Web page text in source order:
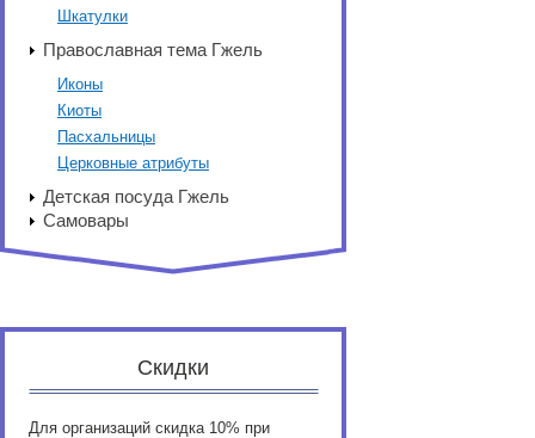
Шкатулки
Православная тема Гжель
Иконы
Киоты
Пасхальницы
Церковные атрибуты
Детская посуда Гжель
Самовары
Скидки
Для организаций скидка 10% при